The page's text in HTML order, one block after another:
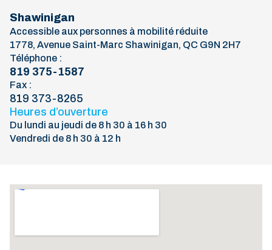
Shawinigan
Accessible aux personnes à mobilité réduite
1778, Avenue Saint-Marc Shawinigan, QC G9N 2H7
Téléphone :
819 375-1587
Fax :
819 373-8265
Heures d’ouverture
Du lundi au jeudi de 8 h 30 à 16 h 30
Vendredi de 8 h 30 à 12 h